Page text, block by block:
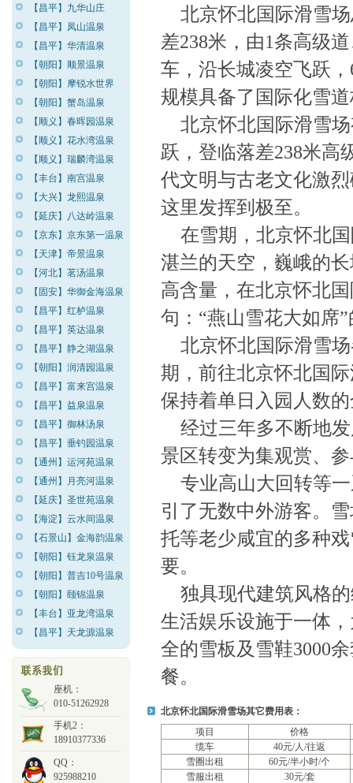
【昌平】九华山庄
【昌平】凤山温泉
【昌平】华清温泉
【朝阳】顺景温泉
【朝阳】摩锐水世界
【朝阳】蟹岛温泉
【顺义】春晖园温泉
【顺义】花水湾温泉
【顺义】瑞麟湾温泉
【丰台】南宫温泉
【大兴】龙熙温泉
【延庆】八达岭温泉
【京东】京东第一温泉
【天津】帝景温泉
【河北】茗汤温泉
【固安】华御金海温泉
【昌平】红栌温泉
【昌平】英达温泉
【昌平】静之湖温泉
【朝阳】润清园温泉
【昌平】富来宫温泉
【昌平】益泉温泉
【昌平】御林汤泉
【昌平】垂钓园温泉
【通州】运河苑温泉
【通州】月亮河温泉
【延庆】圣世苑温泉
【海淀】云水间温泉
【石景山】金海韵温泉
【朝阳】钰龙泉温泉
【朝阳】普吉10号温泉
【朝阳】颐锦温泉
【丰台】亚龙湾温泉
【昌平】天龙源温泉
座机：
010-51262928
手机2：
18910377336
QQ：
925988210
北京怀北国际滑雪
差238米，由1条高级
车，沿长城凌空飞跃
规模具备了国际化雪
北京怀北国际滑雪
跃，登临落差238米高
代文明与古老文化激
这里发挥到极至。
在雪期，北京怀北
湛兰的天空，巍峨的
高含量，在北京怀北
句：“燕山雪花大如席
北京怀北国际滑雪
期，前往北京怀北国
保持着单日入园人数
经过三年多不断地
景区转变为集观赏、
专业高山大回转等
引了无数中外游客。
托等老少咸宜的多种
要。
独具现代建筑风格
生活娱乐设施于一体
全的雪板及雪鞋3000
餐。
北京怀北国际滑雪场其它费用表：
项目
价格
缆车
40元/人/往返
雪圈出租
60元/半小时/个
雪服出租
30元/套